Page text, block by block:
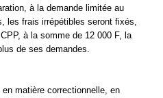
à la demande limitée au
les frais irrépétibles seront fixés,
à la somme de 12 000 F, la
de ses demandes.
matière correctionnelle, en